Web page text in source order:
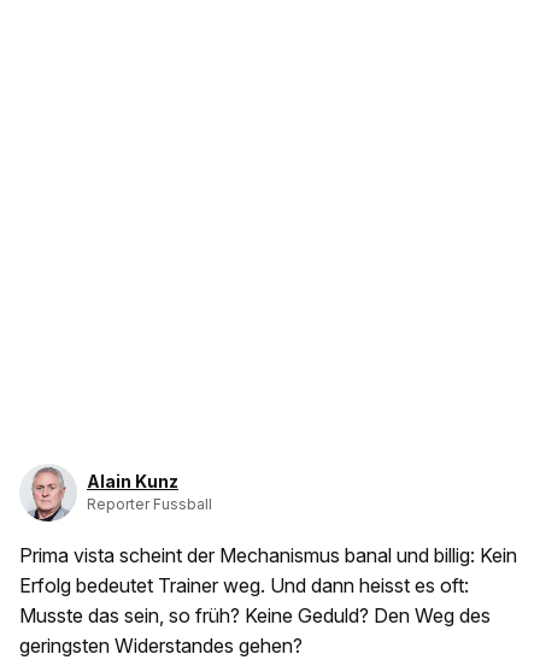
Alain Kunz
Reporter Fussball
Prima vista scheint der Mechanismus banal und billig: Kein
Erfolg bedeutet Trainer weg. Und dann heisst es oft:
Musste das sein, so früh? Keine Geduld? Den Weg des
geringsten Widerstandes gehen?